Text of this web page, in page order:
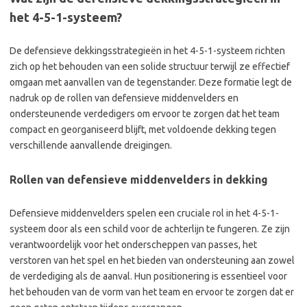
het 4-5-1-systeem?
De defensieve dekkingsstrategieën in het 4-5-1-systeem richten
zich op het behouden van een solide structuur terwijl ze effectief
omgaan met aanvallen van de tegenstander. Deze formatie legt de
nadruk op de rollen van defensieve middenvelders en
ondersteunende verdedigers om ervoor te zorgen dat het team
compact en georganiseerd blijft, met voldoende dekking tegen
verschillende aanvallende dreigingen.
Rollen van defensieve middenvelders in dekking
Defensieve middenvelders spelen een cruciale rol in het 4-5-1-
systeem door als een schild voor de achterlijn te fungeren. Ze zijn
verantwoordelijk voor het onderscheppen van passes, het
verstoren van het spel en het bieden van ondersteuning aan zowel
de verdediging als de aanval. Hun positionering is essentieel voor
het behouden van de vorm van het team en ervoor te zorgen dat er